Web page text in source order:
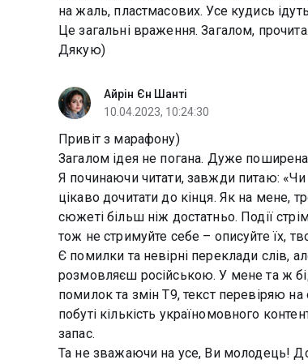
на жаль, пластмасових. Усе кудись
Це загальні враження. Загалом,
Дякую)
Айрін Єн Шанті
10.04.2023, 10:24:30
Привіт з марафону)
Загалом ідея не погана. Дуже поширена
Я починаючи читати, завжди питаю: «Чи
цікаво дочитати до кінця. Як на мене,
сюжеті більш ніж достатньо. Події
тож не стримуйте себе – описуйте їх,
Є помилки та невірні переклади слів,
розмовляєш російською. У мене та ж
помилок та змін Т9, текст перевіряю
побуті кількість україномовного
запас.
Та не зважаючи на усе, Ви молодець!